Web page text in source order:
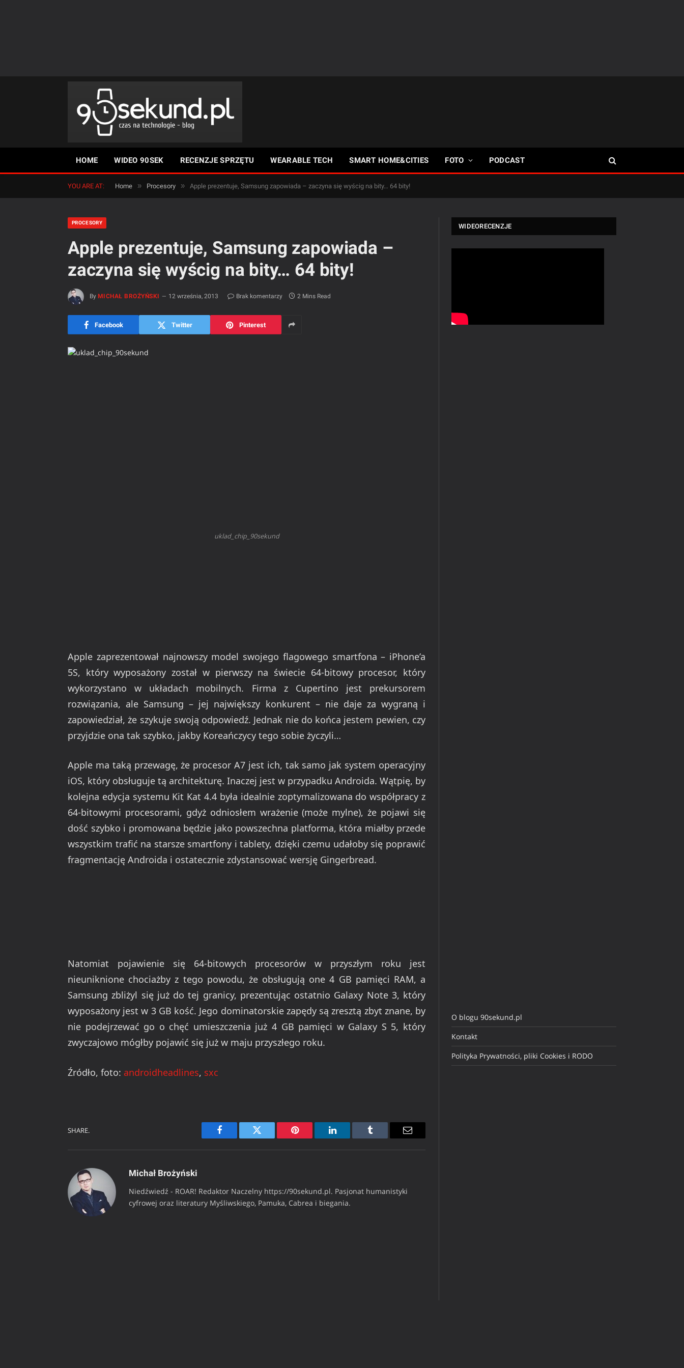
HOME WIDEO 90SEK RECENZJE SPRZĘTU WEARABLE TECH SMART HOME&CITIES FOTO PODCAST
YOU ARE AT: Home » Procesory » Apple prezentuje, Samsung zapowiada – zaczyna się wyścig na bity… 64 bity!
PROCESORY
Apple prezentuje, Samsung zapowiada –
zaczyna się wyścig na bity… 64 bity!
By MICHAŁ BROŻYŃSKI 12 września, 2013 Brak komentarzy 2 Mins Read
Facebook Twitter Pinterest
uklad_chip_90sekund
Apple zaprezentował najnowszy model swojego flagowego smartfona – iPhone’a
5S, który wyposażony został w pierwszy na świecie 64-bitowy procesor, który
wykorzystano w układach mobilnych. Firma z Cupertino jest prekursorem
rozwiązania, ale Samsung – jej największy konkurent – nie daje za wygraną i
zapowiedział, że szykuje swoją odpowiedź. Jednak nie do końca jestem pewien, czy
przyjdzie ona tak szybko, jakby Koreańczycy tego sobie życzyli…
Apple ma taką przewagę, że procesor A7 jest ich, tak samo jak system operacyjny
iOS, który obsługuje tą architekturę. Inaczej jest w przypadku Androida. Wątpię, by
kolejna edycja systemu Kit Kat 4.4 była idealnie zoptymalizowana do współpracy z
64-bitowymi procesorami, gdyż odniosłem wrażenie (może mylne), że pojawi się
dość szybko i promowana będzie jako powszechna platforma, która miałby przede
wszystkim trafić na starsze smartfony i tablety, dzięki czemu udałoby się poprawić
fragmentację Androida i ostatecznie zdystansować wersję Gingerbread.
Natomiat pojawienie się 64-bitowych procesorów w przyszłym roku jest
nieuniknione chociażby z tego powodu, że obsługują one 4 GB pamięci RAM, a
Samsung zbliżyl się już do tej granicy, prezentując ostatnio Galaxy Note 3, który
wyposażony jest w 3 GB kość. Jego dominatorskie zapędy są zresztą zbyt znane, by
nie podejrzewać go o chęć umieszczenia już 4 GB pamięci w Galaxy S 5, który
zwyczajowo mógłby pojawić się już w maju przyszłego roku.
Źródło, foto: androidheadlines, sxc
SHARE.
Facebook Twitter Pinterest LinkedIn Tumblr Email
Michał Brożyński
Niedźwiedź - ROAR! Redaktor Naczelny https://90sekund.pl. Pasjonat humanistyki
cyfrowej oraz literatury Myśliwskiego, Pamuka, Cabrea i biegania.
WIDEORECENZJE
O blogu 90sekund.pl
Kontakt
Polityka Prywatności, pliki Cookies i RODO